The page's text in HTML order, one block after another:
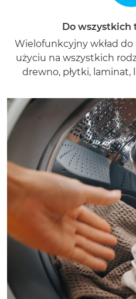
Do wszystkich
Wielofunkcyjny wkład
użyciu na wszystkich
drewno, płytki,